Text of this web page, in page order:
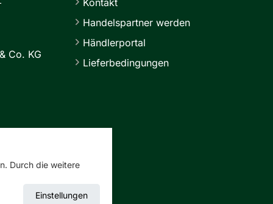
Co. KG
Kontakt
Handelspartner werden
Händlerportal
Lieferbedingungen
Durch die weitere
Einstellungen